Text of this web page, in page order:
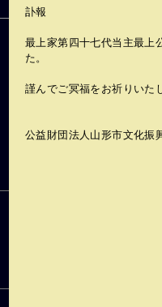
訃報
最上家第四十七代当主最上
た。
謹んでご冥福をお祈りいた
公益財団法人山形市文化振